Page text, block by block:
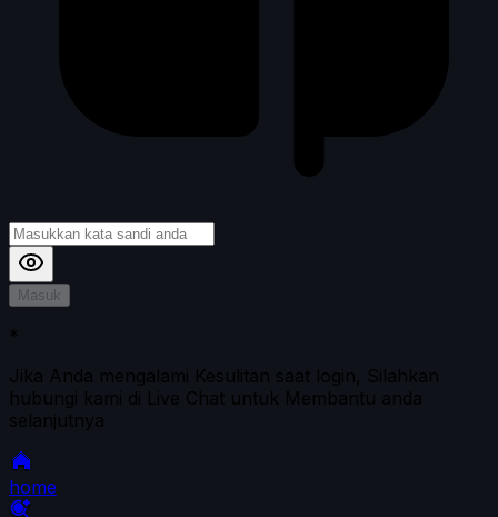
Masuk
*
Jika Anda mengalami Kesulitan saat login, Silahkan
hubungi kami di Live Chat untuk Membantu anda
selanjutnya
home